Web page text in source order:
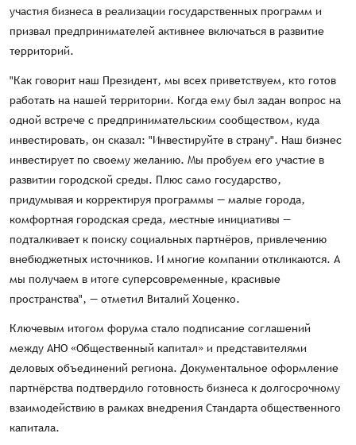
участия бизнеса в реализации государственных программ и
призвал предпринимателей активнее включаться в развитие
территорий.
"Как говорит наш Президент, мы всех приветствуем, кто готов
работать на нашей территории. Когда ему был задан вопрос на
одной встрече с предпринимательским сообществом, куда
инвестировать, он сказал: "Инвестируйте в страну". Наш бизнес
инвестирует по своему желанию. Мы пробуем его участие в
развитии городской среды. Плюс само государство,
придумывая и корректируя программы — малые города,
комфортная городская среда, местные инициативы —
подталкивает к поиску социальных партнёров, привлечению
внебюджетных источников. И многие компании откликаются. А
мы получаем в итоге суперсовременные, красивые
пространства", — отметил Виталий Хоценко.
Ключевым итогом форума стало подписание соглашений
между АНО «Общественный капитал» и представителями
деловых объединений региона. Документальное оформление
партнёрства подтвердило готовность бизнеса к долгосрочному
взаимодействию в рамках внедрения Стандарта общественного
капитала.